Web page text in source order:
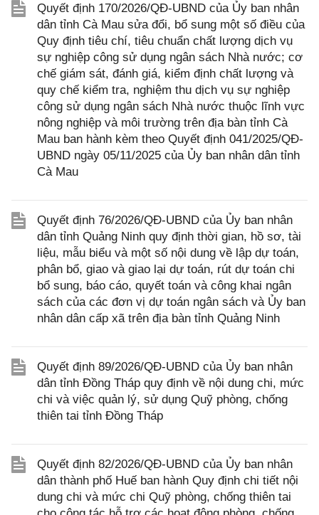
Quyết định 170/2026/QĐ-UBND của Ủy ban nhân
dân tỉnh Cà Mau sửa đổi, bổ sung một số điều của
Quy định tiêu chí, tiêu chuẩn chất lượng dịch vụ
sự nghiệp công sử dụng ngân sách Nhà nước; cơ
chế giám sát, đánh giá, kiểm định chất lượng và
quy chế kiểm tra, nghiệm thu dịch vụ sự nghiệp
công sử dụng ngân sách Nhà nước thuộc lĩnh vực
nông nghiệp và môi trường trên địa bàn tỉnh Cà
Mau ban hành kèm theo Quyết định 041/2025/QĐ-
UBND ngày 05/11/2025 của Ủy ban nhân dân tỉnh
Cà Mau
Quyết định 76/2026/QĐ-UBND của Ủy ban nhân
dân tỉnh Quảng Ninh quy định thời gian, hồ sơ, tài
liệu, mẫu biểu và một số nội dung về lập dự toán,
phân bổ, giao và giao lại dự toán, rút dự toán chi
bổ sung, báo cáo, quyết toán và công khai ngân
sách của các đơn vị dự toán ngân sách và Ủy ban
nhân dân cấp xã trên địa bàn tỉnh Quảng Ninh
Quyết định 89/2026/QĐ-UBND của Ủy ban nhân
dân tỉnh Đồng Tháp quy định về nội dung chi, mức
chi và việc quản lý, sử dụng Quỹ phòng, chống
thiên tai tỉnh Đồng Tháp
Quyết định 82/2026/QĐ-UBND của Ủy ban nhân
dân thành phố Huế ban hành Quy định chi tiết nội
dung chi và mức chi Quỹ phòng, chống thiên tai